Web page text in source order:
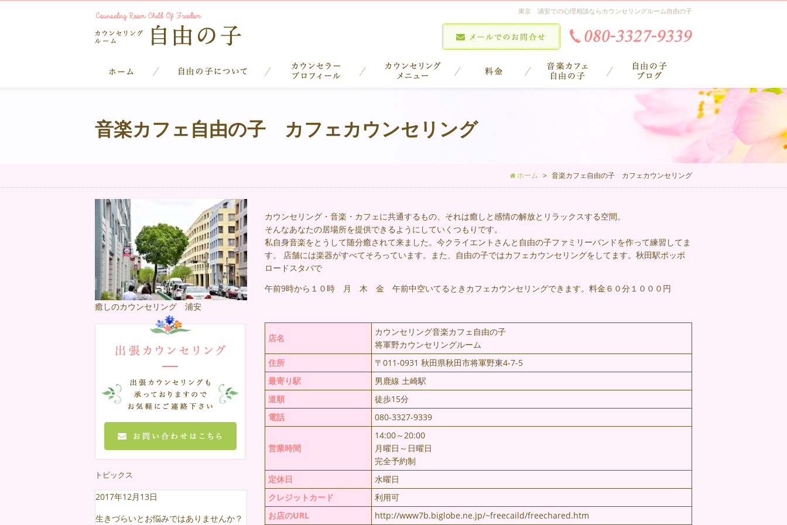
東京 浦安での心理相談ならカウンセリングルーム自由の子
音楽カフェ自由の子 カフェカウンセリング
ホーム 音楽カフェ自由の子 カフェカウンセリング
カウンセリング・音楽・カフェに共通するもの、それは癒しと感情の解放とリラックスする空間。
そんなあなたの居場所を提供できるようにしていくつもりです。
私自身音楽をとうして随分癒されて来ました。今クライエントさんと自由の子ファミリーバンドを作って練習してま
す。 店舗には楽器がすべてそろっています。また、自由の子ではカフェカウンセリングをしてます。秋田駅ポッポ
ロードスタバで
午前9時から１０時 月 木 金 午前中空いてるときカフェカウンセリングできます。料金６０分１０００円
店名
カウンセリング音楽カフェ自由の子
将軍野カウンセリングルーム
住所
〒011-0931 秋田県秋田市将軍野東4-7-5
最寄り駅
男鹿線 土崎駅
道順
徒歩15分
電話
080-3327-9339
営業時間
14:00～20:00
月曜日～日曜日
完全予約制
定休日
水曜日
クレジットカード
利用可
お店のURL
http://www7b.biglobe.ne.jp/~freecaild/freechared.htm
癒しのカウンセリング 浦安
トピックス
2017年12月13日
生きづらいとお悩みではありませんか？